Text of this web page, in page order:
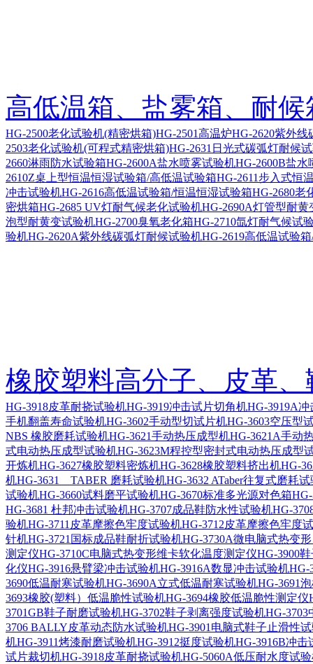
高低温箱、盐雾箱、耐
HG-2500老化试验机(精密烘箱)HG-2501高温炉HG-2620紫外线
2503老化试验机(可程式精密烘箱)HG-2631日光式碳弧灯耐候
2660淋雨防水试验箱HG-2600A盐水喷雾试验机HG-2600B盐水
2610Z桌上型恒温恒湿试验箱/高低温试验箱HG-2611步入式恒
冲击试验机HG-2616高低温试验箱/恒温恒湿试验箱HG-2680老
密烘箱HG-2685 UV灯耐气候老化试验机HG-2690A灯管型耐黄
泡型耐黄变试验机HG-2700臭氧老化箱HG-2710氙灯耐气候试
验机HG-2620A紫外线碳弧灯耐候试验机HG-2619高低温试验
橡胶塑料高分子、皮革
HG-3918皮革耐挠试验机HG-3919冲击试片切角机HG-3919A
手机翻盖寿命试验机HG-3602手动型切试片机HG-3603空压型
NBS 橡胶磨耗试验机HG-3621手动热压成型机HG-3621A手动
式电动热压成型试验机HG-3623M程控型密封式电动热压成型
开炼机HG-3627橡胶塑料密炼机HG-3628橡胶塑料挤出机HG-
机HG-3631 TABER 磨耗试验机HG-3632 ATaber往复式磨耗
试验机HG-3660试料磨平试验机HG-3670标准多光源对色箱
HG-3681 杜邦冲击试验机HG-3707成品鞋防水性试验机HG-
验机HG-3711皮革摩擦色牢度试验机HG-3712皮革摩擦色牢度
针机HG-3721国标成品鞋耐折试验机HG-3730A微电脑式热变
测定仪HG-3710C电脑式热变形维卡软化温度测定仪HG-3900
化仪HG-3916悬臂梁冲击试验机HG-3916A数显冲击试验机HG-
3690低温耐寒试验机HG-3690A立式低温耐寒试验机HG-3691
3693橡胶(塑料）低温脆性试验机HG-3694橡胶低温脆性测定仪
3701GB鞋子耐磨试验机HG-3702鞋子剥离强度试验机HG-3703
3706 BALLY皮革动态防水试验机HG-3901电脑式鞋子止滑性
机HG-3911烤漆耐磨试验机HG-3912挺度试验机HG-3916B冲击
试片裁切机HG-3918皮革耐挠试验机HG-5060A低压耐水度试